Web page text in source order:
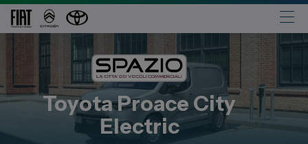
Fiat
Lancia
ToyotaProace City
Electric